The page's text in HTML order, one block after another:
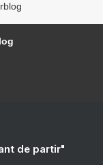
de partir"